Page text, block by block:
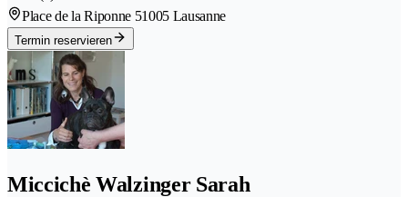
Place de la Riponne 51005 Lausanne
Termin reservieren
Miccichè Walzinger Sarah